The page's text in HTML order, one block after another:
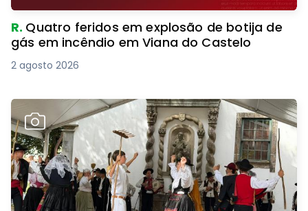
R. Quatro feridos em explosão de botija de
gás em incêndio em Viana do Castelo
2 agosto 2026